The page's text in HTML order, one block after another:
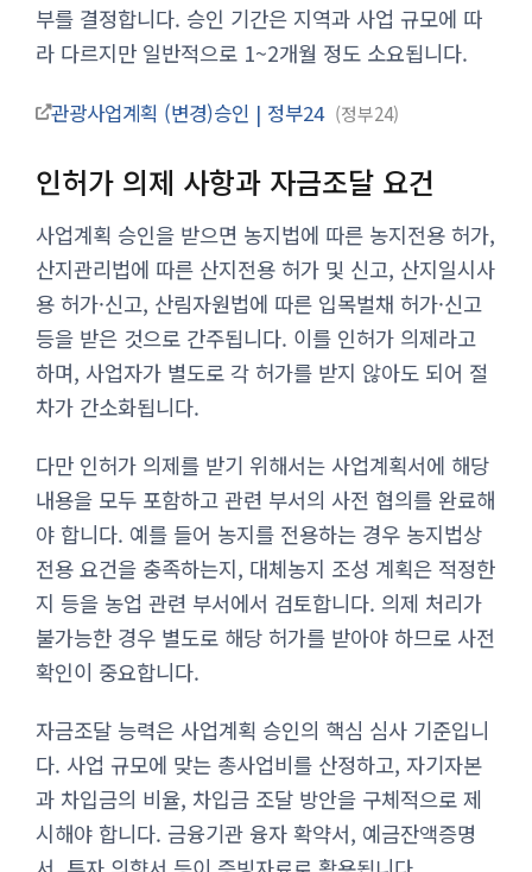
부를 결정합니다. 승인 기간은 지역과 사업 규모에 따
라 다르지만 일반적으로 1~2개월 정도 소요됩니다.
관광사업계획 (변경)승인 | 정부24 정부24
인허가 의제 사항과 자금조달 요건
사업계획 승인을 받으면 농지법에 따른 농지전용 허가,
산지관리법에 따른 산지전용 허가 및 신고, 산지일시사
용 허가·신고, 산림자원법에 따른 입목벌채 허가·신고
등을 받은 것으로 간주됩니다. 이를 인허가 의제라고
하며, 사업자가 별도로 각 허가를 받지 않아도 되어 절
차가 간소화됩니다.
다만 인허가 의제를 받기 위해서는 사업계획서에 해당
내용을 모두 포함하고 관련 부서의 사전 협의를 완료해
야 합니다. 예를 들어 농지를 전용하는 경우 농지법상
전용 요건을 충족하는지, 대체농지 조성 계획은 적정한
지 등을 농업 관련 부서에서 검토합니다. 의제 처리가
불가능한 경우 별도로 해당 허가를 받아야 하므로 사전
확인이 중요합니다.
자금조달 능력은 사업계획 승인의 핵심 심사 기준입니
다. 사업 규모에 맞는 총사업비를 산정하고, 자기자본
과 차입금의 비율, 차입금 조달 방안을 구체적으로 제
시해야 합니다. 금융기관 융자 확약서, 예금잔액증명